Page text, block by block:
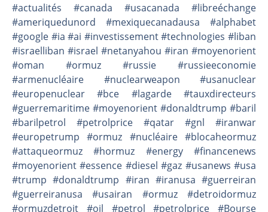
#actualités #canada #usacanada #libreéchange
#ameriquedunord #mexiquecanadausa #alphabet
#google #ia #ai #investissement #technologies #liban
#israelliban #israel #netanyahou #iran #moyenorient
#oman #ormuz #russie #russieeconomie
#armenucléaire #nuclearweapon #usanuclear
#europenuclear #bce #lagarde #tauxdirecteurs
#guerremaritime #moyenorient #donaldtrump #baril
#barilpetrol #petrolprice #qatar #gnl #iranwar
#europetrump #ormuz #nucléaire #blocaheormuz
#attaqueormuz #hormuz #energy #financenews
#moyenorient #essence #diesel #gaz #usanews #usa
#trump #donaldtrump #iran #iranusa #guerreiran
#guerreiranusa #usairan #ormuz #detroidormuz
#ormuzdetroit #oil #petrol #petrolprice #Bourse